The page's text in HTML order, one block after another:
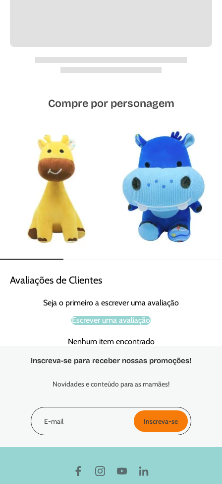
Compre por personagem
Avaliações de Clientes
Seja o primeiro a escrever uma avaliação
Escrever uma avaliação
Nenhum item encontrado
Inscreva-se para receber nossas promoções!
Novidades e conteúdo para as mamães!
E-mail Inscreva-se